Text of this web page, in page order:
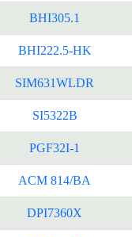
BHI305.1
BHI222.5-HK
SIM631WLDR
SI5322B
PGF32I-1
ACM 814/BA
DPI7360X